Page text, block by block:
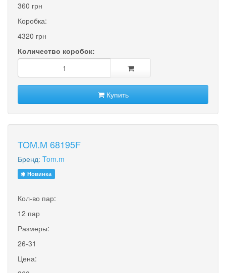
360 грн
Коробка:
4320 грн
Количество коробок:
Купить
TOM.M 68195F
Бренд: Tom.m
Новинка
Кол-во пар:
12 пар
Размеры:
26-31
Цена: